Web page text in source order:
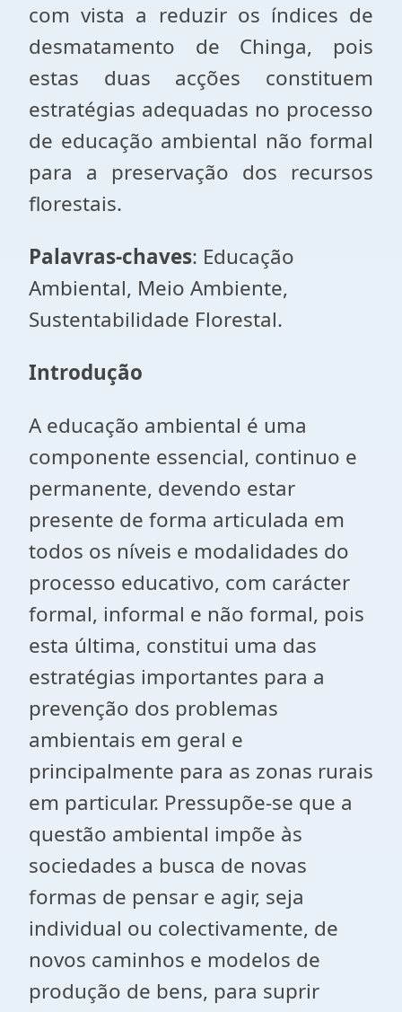
com vista a reduzir os índices de
desmatamento de Chinga, pois
estas duas acções constituem
estratégias adequadas no processo
de educação ambiental não formal
para a preservação dos recursos
florestais.
Palavras-chaves: Educação
Ambiental, Meio Ambiente,
Sustentabilidade Florestal.
Introdução
A educação ambiental é uma
componente essencial, continuo e
permanente, devendo estar
presente de forma articulada em
todos os níveis e modalidades do
processo educativo, com carácter
formal, informal e não formal, pois
esta última, constitui uma das
estratégias importantes para a
prevenção dos problemas
ambientais em geral e
principalmente para as zonas rurais
em particular. Pressupõe-se que a
questão ambiental impõe às
sociedades a busca de novas
formas de pensar e agir, seja
individual ou colectivamente, de
novos caminhos e modelos de
produção de bens, para suprir